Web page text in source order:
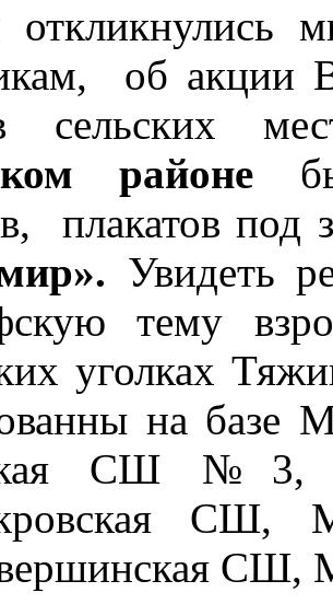
откликнулись
об акции
сельских
районе
плакатов
Увидеть
тему
уголках
на
СШ
СШ,